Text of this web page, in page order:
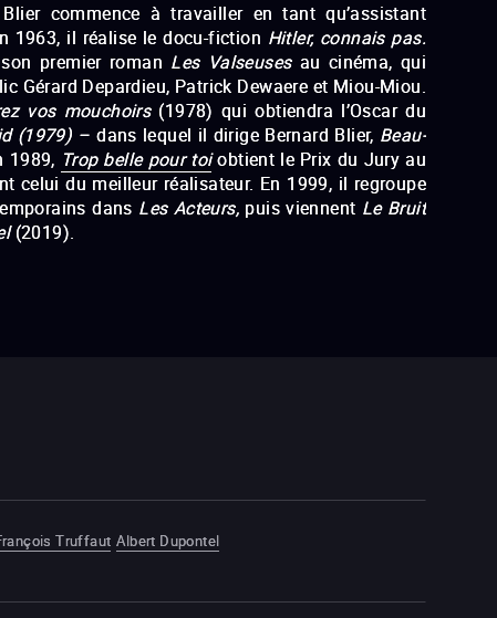
commence à travailler en tant qu’assistant
1963, il réalise le docu-fiction Hitler, connais pas.
premier roman Les Valseuses au cinéma, qui
Gérard Depardieu, Patrick Dewaere et Miou-Miou.
vos mouchoirs (1978) qui obtiendra l’Oscar du
(1979) –dans lequel il dirige Bernard Blier, Beau-
1989, Trop belle pour toiobtient le Prix du Jury au
celui du meilleur réalisateur. En 1999, il regroupe
dans Les Acteurs,puis viennent Le Bruit
(2019).
Truffaut Albert Dupontel